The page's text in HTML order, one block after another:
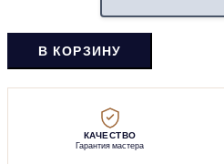
В КОРЗИНУ
КАЧЕСТВО
Гарантия мастера